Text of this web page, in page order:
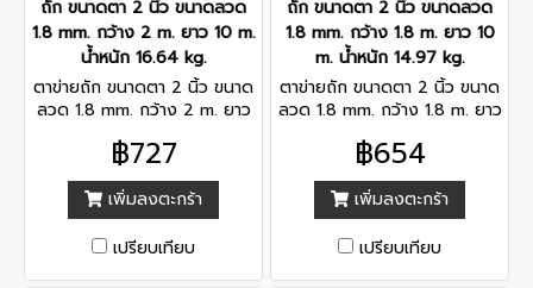
ถัก ขนาดตา 2 นิ้ว ขนาดลวด
1.8 mm. กว้าง 2 m. ยาว 10 m.
น้ำหนัก 16.64 kg.
ตาข่ายถัก ขนาดตา 2 นิ้ว ขนาด
ลวด 1.8 mm. กว้าง 2 m. ยาว
฿727
เพิ่มลงตะกร้า
เปรียบเทียบ
ถัก ขนาดตา 2 นิ้ว ขนาดลวด
1.8 mm. กว้าง 1.8 m. ยาว 10
m. น้ำหนัก 14.97 kg.
ตาข่ายถัก ขนาดตา 2 นิ้ว ขนาด
ลวด 1.8 mm. กว้าง 1.8 m. ยาว
฿654
เพิ่มลงตะกร้า
เปรียบเทียบ